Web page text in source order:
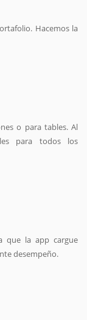
Hacemos la
o para tables. Al
para todos los
que la app cargue
desempeño.